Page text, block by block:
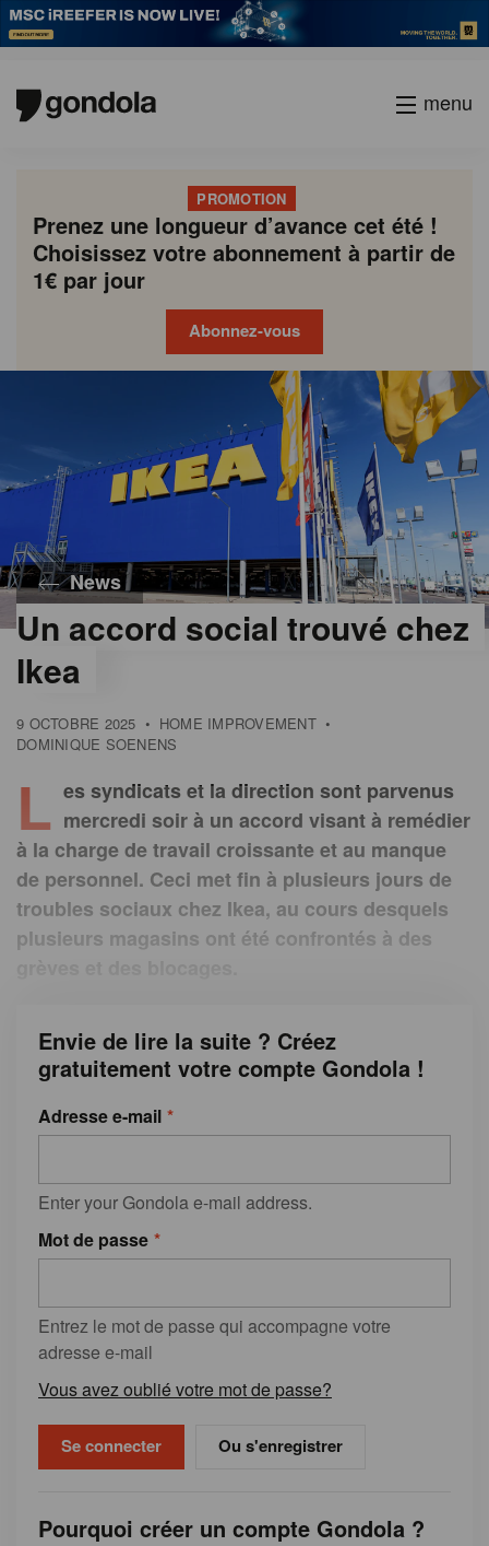
menu
PROMOTION
Prenez une longueur d’avance cet été !
Choisissez votre abonnement à partir de
1€ par jour
Abonnez-vous
News
Un accord social trouvé chez
Ikea
9 OCTOBRE 2025 • HOME IMPROVEMENT •
DOMINIQUE SOENENS
L es syndicats et la direction sont parvenus
mercredi soir à un accord visant à remédier
à la charge de travail croissante et au manque
de personnel. Ceci met fin à plusieurs jours de
troubles sociaux chez Ikea, au cours desquels
plusieurs magasins ont été confrontés à des
Envie de lire la suite ? Créez
gratuitement votre compte Gondola !
Adresse e-mail
Enter your Gondola e-mail address.
Mot de passe
Entrez le mot de passe qui accompagne votre
adresse e-mail
Vous avez oublié votre mot de passe?
Ou s'enregistrer
Pourquoi créer un compte Gondola ?